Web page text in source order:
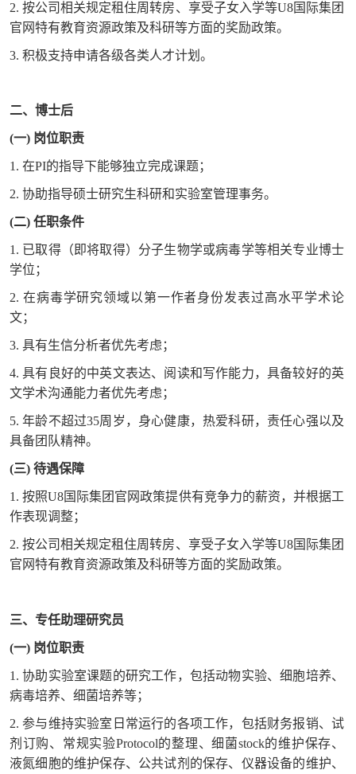
2. 按公司相关规定租住周转房、享受子女入学等U8国际集团
官网特有教育资源政策及科研等方面的奖励政策。
3. 积极支持申请各级各类人才计划。
二、博士后
(一) 岗位职责
1. 在PI的指导下能够独立完成课题；
2. 协助指导硕士研究生科研和实验室管理事务。
(二) 任职条件
1. 已取得（即将取得）分子生物学或病毒学等相关专业博士
学位；
2. 在病毒学研究领域以第一作者身份发表过高水平学术论
文；
3. 具有生信分析者优先考虑；
4. 具有良好的中英文表达、阅读和写作能力，具备较好的英
文学术沟通能力者优先考虑；
5. 年龄不超过35周岁，身心健康，热爱科研，责任心强以及
具备团队精神。
(三) 待遇保障
1. 按照U8国际集团官网政策提供有竞争力的薪资，并根据工
作表现调整；
2. 按公司相关规定租住周转房、享受子女入学等U8国际集团
官网特有教育资源政策及科研等方面的奖励政策。
三、专任助理研究员
(一) 岗位职责
1. 协助实验室课题的研究工作，包括动物实验、细胞培养、
病毒培养、细菌培养等；
2. 参与维持实验室日常运行的各项工作，包括财务报销、试
剂订购、常规实验Protocol的整理、细菌stock的维护保存、
液氮细胞的维护保存、公共试剂的保存、仪器设备的维护、